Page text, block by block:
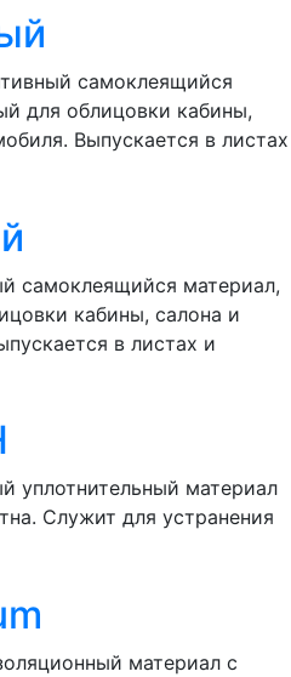
самоклеящийся
для облицовки кабины,
Выпускается в листах
самоклеящийся материал,
кабины, салона и
в листах и
уплотнительный материал
Служит для устранения
материал с